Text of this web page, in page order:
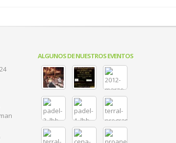
ALGUNOS DE NUESTROS EVENTOS